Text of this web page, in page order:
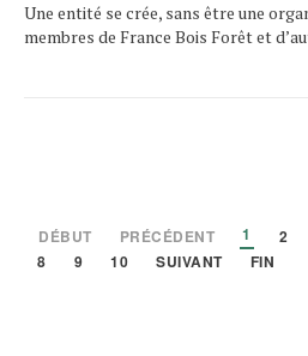
Une entité se crée, sans être une
membres de France Bois Forêt et
DÉBUT PRÉCÉDENT 1 2
8
9 10 SUIVANT FIN